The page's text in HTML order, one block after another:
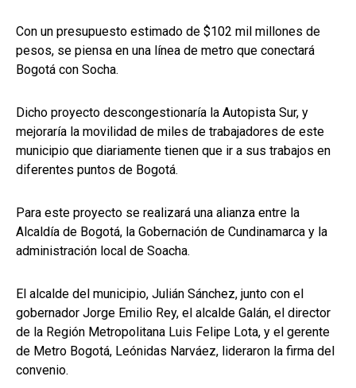
Con un presupuesto estimado de $102 mil millones de
pesos, se piensa en una línea de metro que conectará
Bogotá con Socha.
Dicho proyecto descongestionaría la Autopista Sur, y
mejoraría la movilidad de miles de trabajadores de este
municipio que diariamente tienen que ir a sus trabajos en
diferentes puntos de Bogotá.
Para este proyecto se realizará una alianza entre la
Alcaldía de Bogotá, la Gobernación de Cundinamarca y la
administración local de Soacha.
El alcalde del municipio, Julián Sánchez, junto con el
gobernador Jorge Emilio Rey, el alcalde Galán, el director
de la Región Metropolitana Luis Felipe Lota, y el gerente
de Metro Bogotá, Leónidas Narváez, lideraron la firma del
convenio.